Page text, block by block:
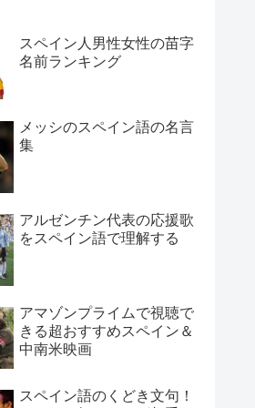
スペイン人男性女性の苗字
名前ランキング
メッシのスペイン語の名言
集
アルゼンチン代表の応援歌
をスペイン語で理解する
アマゾンプライムで視聴で
きる超おすすめスペイン＆
中南米映画
スペイン語のくどき文句！